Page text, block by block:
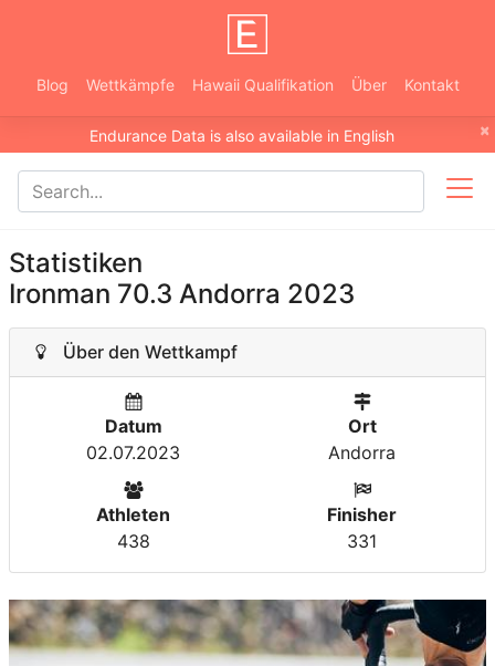
Blog Wettkämpfe Hawaii Qualifikation Über Kontakt
×
Endurance Data is also available in English
Statistiken
Ironman 70.3 Andorra 2023
Über den Wettkampf
Datum
02.07.2023
Ort
Andorra
Athleten
438
Finisher
331